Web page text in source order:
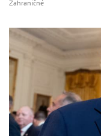
Zahraničné